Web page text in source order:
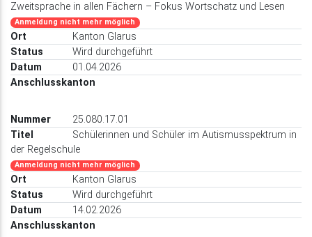
Zweitsprache in allen Fächern – Fokus Wortschatz und Lesen
Anmeldung nicht mehr möglich
Kanton Glarus
Wird durchgeführt
01.04.2026
25.080.17.01
Schülerinnen und Schüler im Autismusspektrum in
der Regelschule
Anmeldung nicht mehr möglich
Kanton Glarus
Wird durchgeführt
14.02.2026